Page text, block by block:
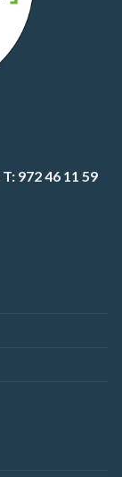
T: 972 46 11 59